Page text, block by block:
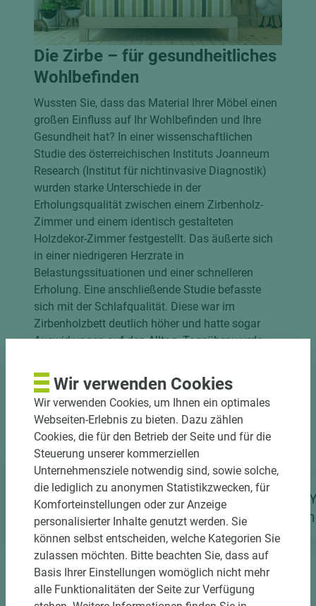
Die Zirbe – für gesundheitliches
Wohlbefinden
Wussten Sie, dass das Material Ihrer Möbel einen
großen Einfluss auf Ihr Wohlbefinden und Ihre
Gesundheit hat? In einer wissenschaftlichen
Studie des österreichischen Instituts Joanneum
Research (Institut für nichtinvasive Diagnostik)
wurden starke Unterschiede in der
Erholungsqualität zwischen einem Zirbenholz-
Zimmer und einem identisch gestalteten
Holzdekor-Zimmer festgestellt. Das äußerte sich
in einer niedrigeren Herzrate in
Belastungssituationen und einer schnelleren
Erholung. Eine anschließende Studie befasste
sich mit der Schlafqualität. Diese war im
Zirbenholzbett deutlich höher und hatte sogar
Auswirkungen auf den Alltag. Tagsüber wurde
Körper spart sich also etwa 1 Stunde Herzarbeit
(ca. 3500 Schläge) pro Tag, wenn er in einem
Zirbebett schläft.
LAGERPROGRAMM
Blockware Zirbe unbesäumt
kammergetrocknet HF 12 %
+/- 3% roh A-Qualität
Wir verwenden Cookies
Wir verwenden Cookies, um Ihnen ein optimales
Webseiten-Erlebnis zu bieten. Dazu zählen
Cookies, die für den Betrieb der Seite und für die
Steuerung unserer kommerziellen
Unternehmensziele notwendig sind, sowie solche,
die lediglich zu anonymen Statistikzwecken, für
Komforteinstellungen oder zur Anzeige
personalisierter Inhalte genutzt werden. Sie
können selbst entscheiden, welche Kategorien Sie
zulassen möchten. Bitte beachten Sie, dass auf
Basis Ihrer Einstellungen womöglich nicht mehr
alle Funktionalitäten der Seite zur Verfügung